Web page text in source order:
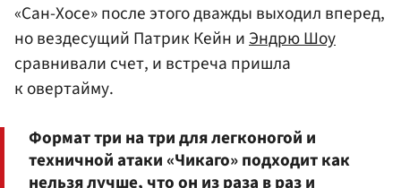
«Сан-Хосе» после этого дважды выходил вперед,
но вездесущий Патрик Кейн иЭндрю Шоу
сравнивали счет, и встреча пришла
к овертайму.
Формат три на три для легконогой и
техничной атаки «Чикаго» подходит как
нельзя лучше, что он из раза в раз и